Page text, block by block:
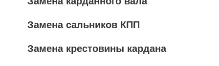
Замена сальников КПП
Замена крестовины кардана